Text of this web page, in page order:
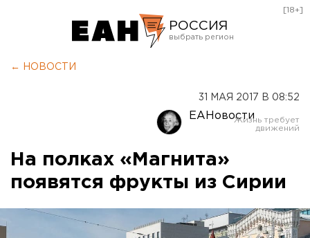
РОССИЯ
Оренбург
[18+]
← НОВОСТИ
31 МАЯ 2017 В 08:52
ЕАНовости
На полках «Магнита»
появятся фрукты из Сирии